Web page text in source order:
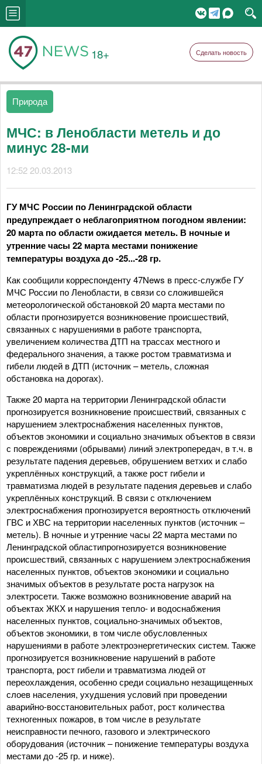
18+ Сделать новость
Природа
МЧС: в Ленобласти метель и до
минус 28-ми
12:52 20.03.2013
ГУ МЧС России по Ленинградской области
предупреждает о неблагоприятном погодном явлении:
20 марта по области ожидается метель. В ночные и
утренние часы 22 марта местами понижение
температуры воздуха до -25...-28 гр.
Как сообщили корреспонденту 47News в пресс-службе ГУ
МЧС России по Ленобласти, в связи со сложившейся
метеорологической обстановкой 20 марта местами по
области прогнозируется возникновение происшествий,
связанных с нарушениями в работе транспорта,
увеличением количества ДТП на трассах местного и
федерального значения, а также ростом травматизма и
гибели людей в ДТП (источник – метель, сложная
обстановка на дорогах).
Также 20 марта на территории Ленинградской области
прогнозируется возникновение происшествий, связанных с
нарушением электроснабжения населенных пунктов,
объектов экономики и социально значимых объектов в связи
с повреждениями (обрывами) линий электропередач, в т.ч. в
результате падения деревьев, обрушением ветхих и слабо
укреплённых конструкций, а также рост гибели и
травматизма людей в результате падения деревьев и слабо
укреплённых конструкций. В связи с отключением
электроснабжения прогнозируется вероятность отключений
ГВС и ХВС на территории населенных пунктов (источник –
метель). В ночные и утренние часы 22 марта местами по
Ленинградской областипрогнозируется возникновение
происшествий, связанных с нарушением электроснабжения
населенных пунктов, объектов экономики и социально
значимых объектов в результате роста нагрузок на
электросети. Также возможно возникновение аварий на
объектах ЖКХ и нарушения тепло- и водоснабжения
населенных пунктов, социально-значимых объектов,
объектов экономики, в том числе обусловленных
нарушениями в работе электроэнергетических систем. Также
прогнозируется возникновение нарушений в работе
транспорта, рост гибели и травматизма людей от
переохлаждения, особенно среди социально незащищенных
слоев населения, ухудшения условий при проведении
аварийно-восстановительных работ, рост количества
техногенных пожаров, в том числе в результате
неисправности печного, газового и электрического
оборудования (источник – понижение температуры воздуха
местами до -25 гр. и ниже).